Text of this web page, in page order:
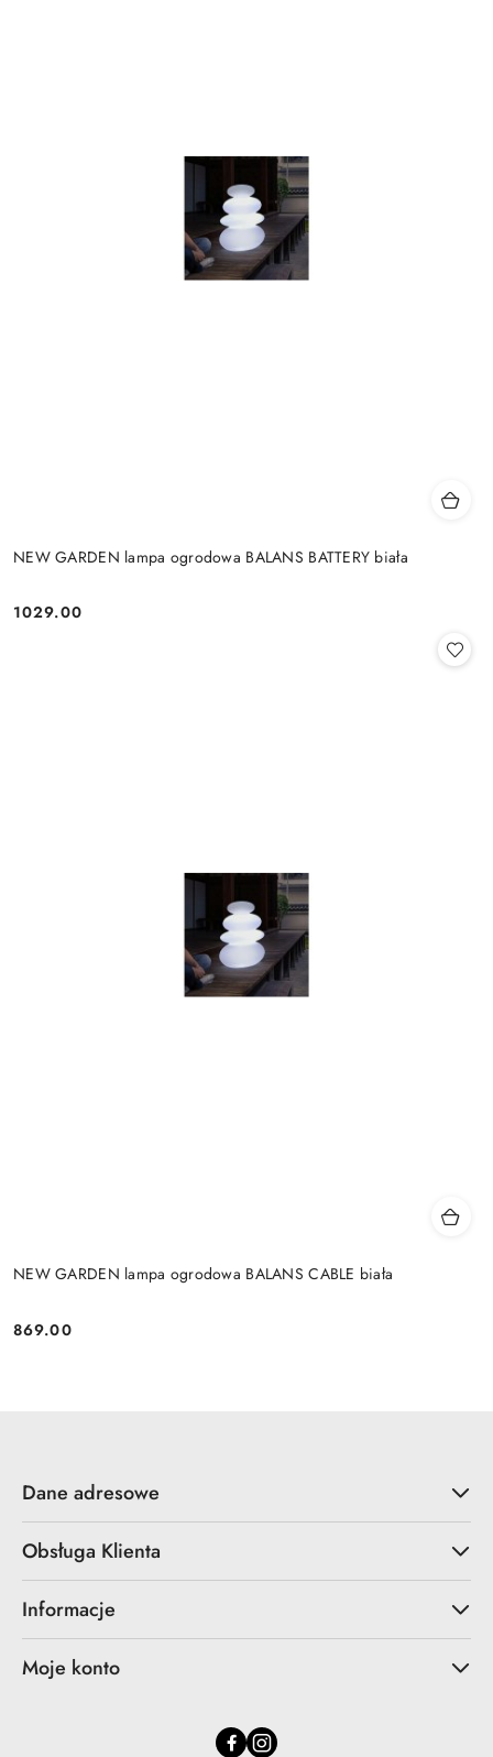
NEW GARDEN lampa ogrodowa BALANS BATTERY biała
Cena:
1029.00
NEW GARDEN lampa ogrodowa BALANS CABLE biała
Cena:
869.00
Dane adresowe
Obsługa Klienta
Informacje
Moje konto